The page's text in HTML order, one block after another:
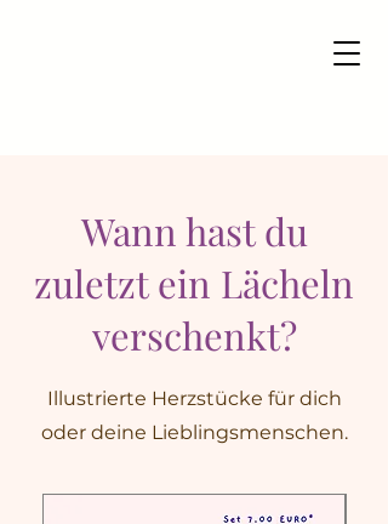
Wann hast du
zuletzt ein Lächeln
verschenkt?
Illustrierte Herzstücke für dich
oder deine Lieblingsmenschen.